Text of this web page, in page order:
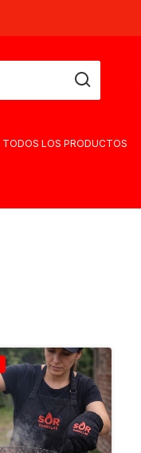
TODOS LOS PRODUCTOS